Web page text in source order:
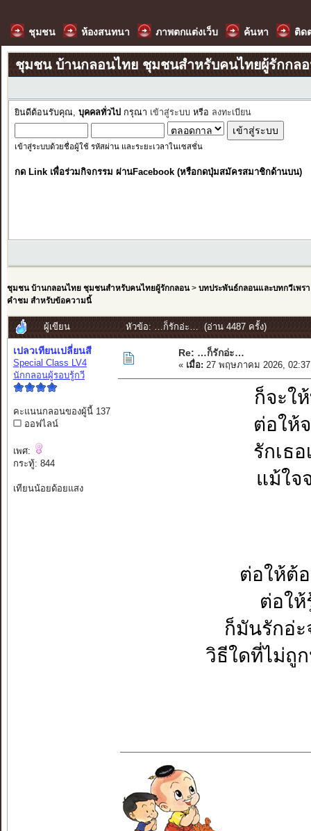
ชุมชน ห้องสนทนา ภาพตกแต่งเว็บ ค้นหา ติด
ชุมชน บ้านกลอนไทย ชุมชนสำหรับคนไทยผู้รักกล
ยินดีต้อนรับคุณ, บุคคลทั่วไป กรุณา เข้าสู่ระบบ หรือ ลงทะเบียน
เข้าสู่ระบบด้วยชื่อผู้ใช้ รหัสผ่าน และระยะเวลาในเซสชั่น
กด Link เพื่อร่วมกิจกรรม ผ่านFacebook (หรือกดปุ่มสมัครสมาชิกด้านบน)
ชุมชน บ้านกลอนไทย ชุมชนสำหรับคนไทยผู้รักกลอน> บทประพันธ์กลอนและบทกวีเพรา
คำชม สำหรับข้อความนี้
ผู้เขียน หัวข้อ: …ก็รักอ่ะ… (อ่าน 4487 ครั้ง)
เปลวเทียนเปลี่ยนสี
Special Class LV4
นักกลอนผู้รอบรู้กวี
คะแนนกลอนของผู้นี้ 137
ออฟไลน์
เพศ:
กระทู้: 844
เทียนน้อยด้อยแสง
Re: …ก็รักอ่ะ…
« เมื่อ: 27 พฤษภาคม 2026,
ก็จะใ
ต่อให้
รักเธ
แม้ใจ
ต่อให้ต้อ
ต่อให้
ก็มันรักอ่ะ
วิธีใดที่ไม่ถู